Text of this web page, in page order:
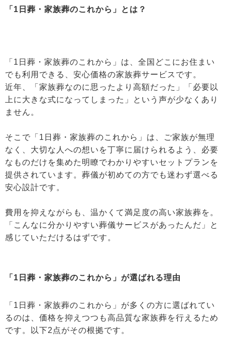
「1日葬・家族葬のこれから」とは？
「1日葬・家族葬のこれから」は、全国どこにお住まい
でも利用できる、安心価格の家族葬サービスです。
近年、「家族葬なのに思ったより高額だった」「必要以
上に大きな式になってしまった」という声が少なくあり
ません。
そこで「1日葬・家族葬のこれから」は、ご家族が無理
なく、大切な人への想いを丁寧に届けられるよう、必要
なものだけを集めた明瞭でわかりやすいセットプランを
提供されています。葬儀が初めての方でも迷わず選べる
安心設計です。
費用を抑えながらも、温かくて満足度の高い家族葬を。
「こんなに分かりやすい葬儀サービスがあったんだ」と
感じていただけるはずです。
「1日葬・家族葬のこれから」が選ばれる理由
「1日葬・家族葬のこれから」が多くの方に選ばれてい
るのは、価格を抑えつつも高品質な家族葬を行えるため
です。以下2点がその根拠です。